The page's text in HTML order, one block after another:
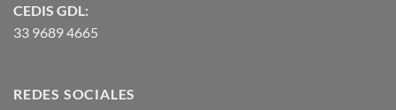
CEDIS GDL:
33 9689 4665
REDES SOCIALES